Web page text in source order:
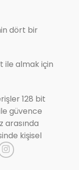
dört bir
ile almak için
128 bit
güvence
arasında
kişisel